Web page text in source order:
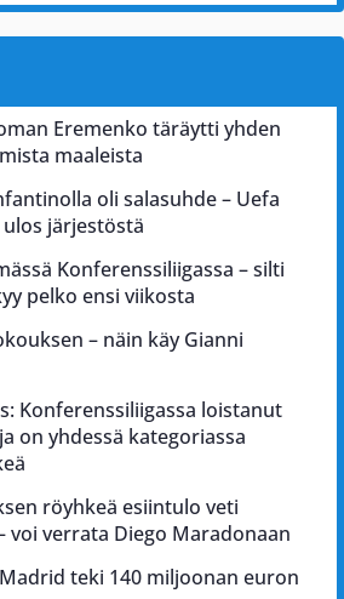
Eremenko täräytti yhden
maaleista
oli salasuhde – Uefa
järjestöstä
Konferenssiliigassa – silti
pelko ensi viikosta
– näin käy Gianni
Konferenssiliigassa loistanut
on yhdessä kategoriassa
röyhkeä esiintulo veti
voi verrata Diego Maradonaan
teki 140 miljoonan euron